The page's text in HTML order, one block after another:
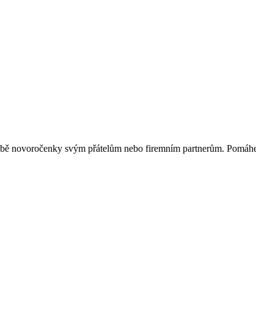
novoročenky svým přátelům nebo firemním partnerům.